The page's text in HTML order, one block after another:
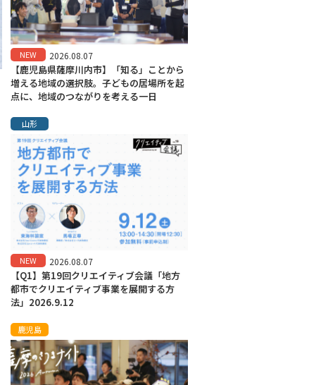
NEW 2026.08.07
【鹿児島県薩摩川内市】「知る」ことから
増える地域の選択肢。子どもの居場所を起
点に、地域のつながりを考える一日
山形
NEW 2026.08.07
【Q1】第19回クリエイティブ会議「地方
都市でクリエイティブ事業を展開する方
法」2026.9.12
鹿児島